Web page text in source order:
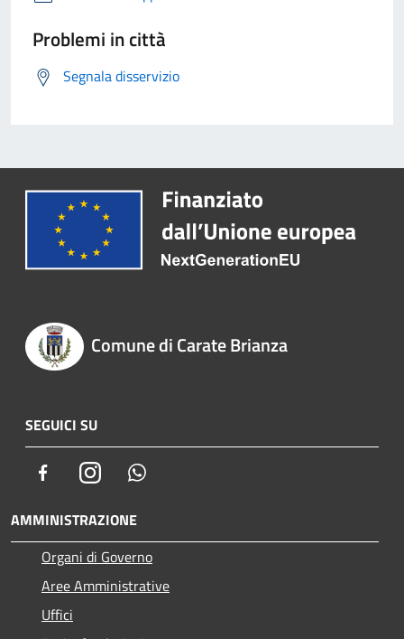
Problemi in città
Segnala disservizio
Comune di Carate Brianza
SEGUICI SU
FacebookInstagram
AMMINISTRAZIONE
Organi di Governo
Aree Amministrative
Uffici